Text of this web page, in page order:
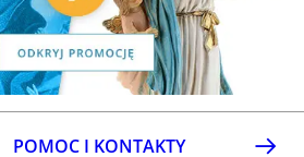
POMOC I KONTAKTY